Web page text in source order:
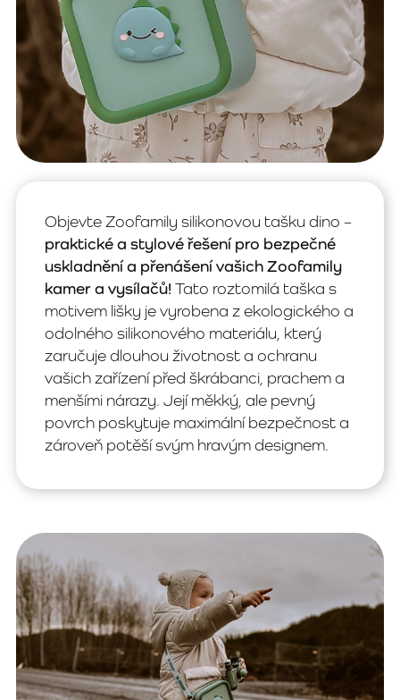
Objevte Zoofamily silikonovou tašku dino –
praktické a stylové řešení pro bezpečné
uskladnění a přenášení vašich Zoofamily
kamer a vysílačů! Tato roztomilá taška s
motivem lišky je vyrobena z ekologického a
odolného silikonového materiálu, který
zaručuje dlouhou životnost a ochranu
vašich zařízení před škrábanci, prachem a
menšími nárazy. Její měkký, ale pevný
povrch poskytuje maximální bezpečnost a
zároveň potěší svým hravým designem.